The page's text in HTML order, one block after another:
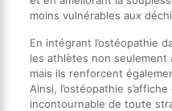
moins vulnérables aux
En intégrant l’ostéopathie
les athlètes non seulement
mais ils renforcent
Ainsi, l’ostéopathie
incontournable de toute